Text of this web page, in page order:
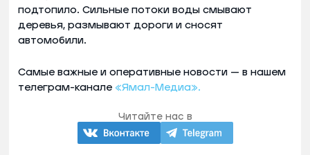
подтопило. Сильные потоки воды смывают
деревья, размывают дороги и сносят
автомобили.
Самые важные и оперативные новости — в нашем
телеграм-канале «Ямал-Медиа».
Читайте нас в